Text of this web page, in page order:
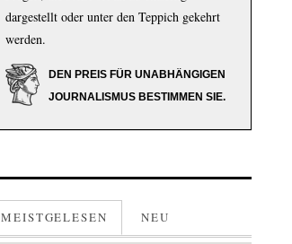
dargestellt oder unter den Teppich gekehrt
werden.
DEN PREIS FÜR UNABHÄNGIGEN
JOURNALISMUS BESTIMMEN SIE.
MEISTGELESEN NEU